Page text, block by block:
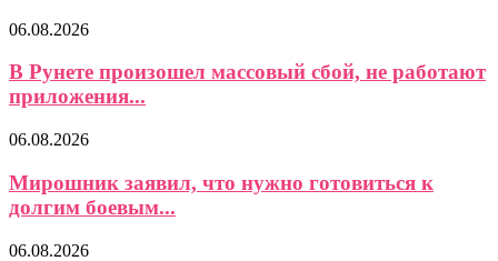
06.08.2026
В Рунете произошел массовый сбой, не работают
приложения...
06.08.2026
Мирошник заявил, что нужно готовиться к
долгим боевым...
06.08.2026